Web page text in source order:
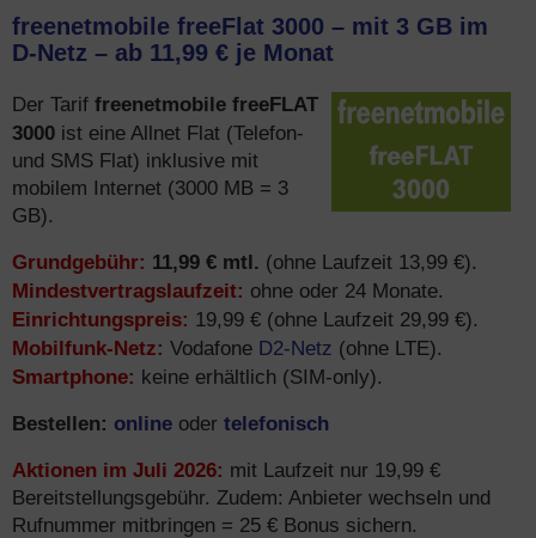
freenetmobile freeFlat 3000 – mit 3 GB im
D-Netz – ab 11,99 € je Monat
Der Tarif freenetmobile freeFLAT
3000 ist eine Allnet Flat (Telefon-
und SMS Flat) inklusive mit
mobilem Internet (3000 MB = 3
GB).
Grundgebühr: 11,99 € mtl. (ohne Laufzeit 13,99 €).
Mindestvertragslaufzeit: ohne oder 24 Monate.
Einrichtungspreis: 19,99 € (ohne Laufzeit 29,99 €).
Mobilfunk-Netz: Vodafone D2-Netz (ohne LTE).
Smartphone: keine erhältlich (SIM-only).
Bestellen: online oder telefonisch
Aktionen im Juli 2026: mit Laufzeit nur 19,99 €
Bereitstellungsgebühr. Zudem: Anbieter wechseln und
Rufnummer mitbringen = 25 € Bonus sichern.